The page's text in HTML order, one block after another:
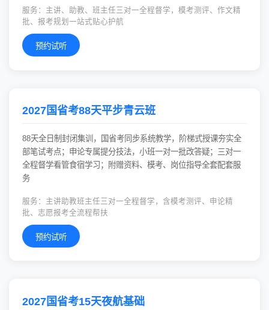
服务：主讲、助教、班主任三对一全程督学，模考测评、作文精
批、报考规划一站式贴心护航
预约试听
2027国省考88天平步青云班
88天全日制封闭集训，国省考同步系统教学，阶梯式授课夯实全
部笔试考点；申论专属提分技法，小班一对一批改答疑；三对一
全程督学看管食宿学习；附赠资料、模考、岗位指导全套配套服
务
服务：主讲助教班主任三对一全程督学，含模考测评、申论精
批、志愿报考全流程帮扶
预约试听
2027国省考15天夜航基础